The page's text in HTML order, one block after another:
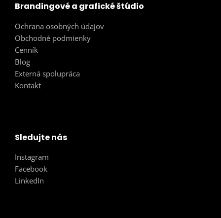
Brandingové a grafické štúdio
Ochrana osobných údajov
Obchodné podmienky
Cenník
Blog
Externá spolupráca
Kontakt
Sledujte nás
Instagram
Facebook
LinkedIn